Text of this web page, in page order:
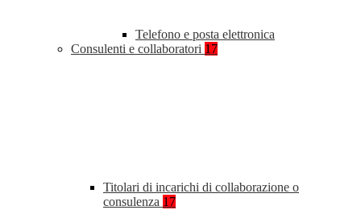
Telefono e posta elettronica
Consulenti e collaboratori 17
Titolari di incarichi di collaborazione o
consulenza 17